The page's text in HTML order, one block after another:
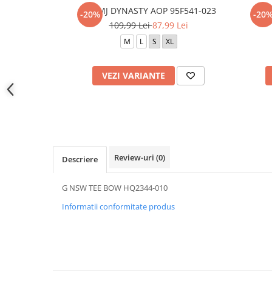
-20%
JDB MJ DYNASTY AOP 95F541-023
109,99 Lei87,99 Lei
M L S XL
VEZI VARIANTE
-
Descriere Review-uri (0)
G NSW TEE BOW HQ2344-010
Informatii conformitate produs